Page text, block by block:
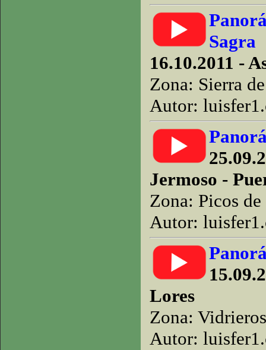
Sagra
16.10.2011 -
Zona: Sierra
Autor:
Jermoso -
Zona: Picos
Autor:
Lores
Zona:
Autor: